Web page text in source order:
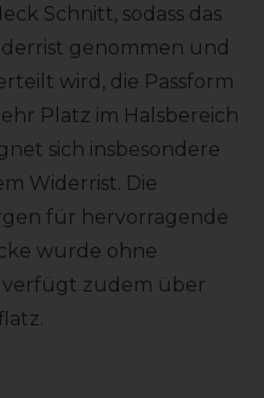
Schnitt, sodass das
genommen und
wird, die Passform
Platz im Halsbereich
sich insbesondere
Widerrist. Die
für hervorragende
wurde ohne
zudem über